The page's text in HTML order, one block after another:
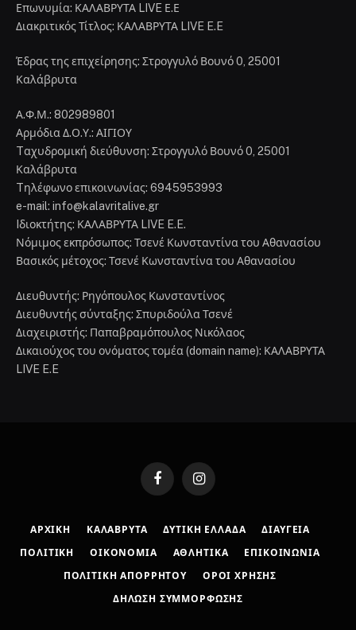
Επωνυμία: ΚΑΛΑΒΡΥΤΑ LIVE Ε.Ε
Διακριτικός Τίτλος: ΚΑΛΑΒΡΥΤΑ LIVE E.E
Έδρας της επιχείρησης: Στρογγυλό Βουνό 0, 25001
Καλάβρυτα
Α.Φ.Μ.: 802989801
Αρμόδια Δ.Ο.Υ.: ΑΙΓΙΟΥ
Tαχυδρομική διεύθυνση: Στρογγυλό Βουνό 0, 25001
Καλάβρυτα
Tηλέφωνο επικοινωνίας: 6945953993
e-mail: info@kalavritalive.gr
Iδιοκτήτης: ΚΑΛΑΒΡΥΤΑ LIVE E.E.
Νόμιμος εκπρόσωπος: Τσενέ Κωνσταντίνα του Αθανασίου
Βασικός μέτοχος: Τσενέ Κωνσταντίνα του Αθανασίου
Διευθυντής: Ρηγόπουλος Κωνσταντίνος
Διευθυντής σύνταξης: Σπυριδούλα Τσενέ
Διαχειριστής: Παπαβραμόπουλος Νικόλαος
Δικαιούχος του ονόματος τομέα (domain name): ΚΑΛΑΒΡΥΤΑ
LIVE E.E
FacebookInstagram
ΑΡΧΙΚΉ ΚΑΛΆΒΡΥΤΑ ΔΥΤΙΚΉ ΕΛΛΆΔΑ ΔΙΑΎΓΕΙΑ
ΠΟΛΙΤΙΚΉ ΟΙΚΟΝΟΜΊΑ ΑΘΛΗΤΙΚΆ ΕΠΙΚΟΙΝΩΝΊΑ
ΠΟΛΙΤΙΚΉ ΑΠΟΡΡΉΤΟΥ ΌΡΟΙ ΧΡΉΣΗΣ
ΔΉΛΩΣΗ ΣΥΜΜΌΡΦΩΣΗΣ